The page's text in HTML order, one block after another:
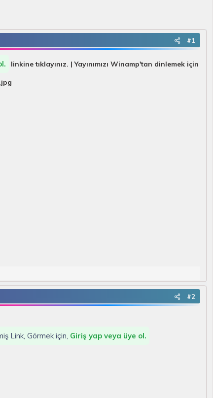
#1
linkine tıklayınız. | Yayınımızı Winamp'tan dinlemek için
#2
Link, Görmek için, Giriş yap veya üye ol.